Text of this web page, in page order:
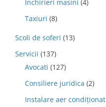
Inchirieri masini (4)
Taxiuri (8)
Scoli de soferi (13)
Servicii (137)
Avocati (127)
Consiliere juridica (2)
Instalare aer condiționat